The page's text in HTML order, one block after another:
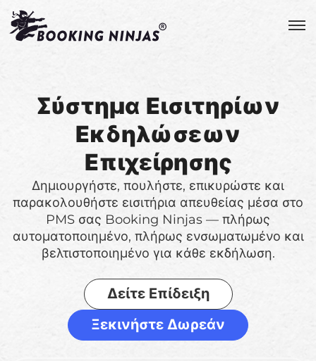
Σύστημα Εισιτηρίων
Εκδηλώσεων
Επιχείρησης
Δημιουργήστε, πουλήστε, επικυρώστε και
παρακολουθήστε εισιτήρια απευθείας μέσα στο
PMS σας Booking Ninjas — πλήρως
αυτοματοποιημένο, πλήρως ενσωματωμένο και
βελτιστοποιημένο για κάθε εκδήλωση.
Δείτε Επίδειξη
Ξεκινήστε Δωρεάν